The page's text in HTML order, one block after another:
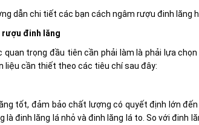
dẫn chi tiết các bạn cách ngâm rượu đinh lăng
rượu đinh lăng
quan trọng đầu tiên cần phải làm là phải lựa
liệu cần thiết theo các tiêu chí sau đây:
tốt, đảm bảo chất lượng có quyết định lớn
là đinh lăng lá nhỏ và đinh lăng lá to. So với đinh